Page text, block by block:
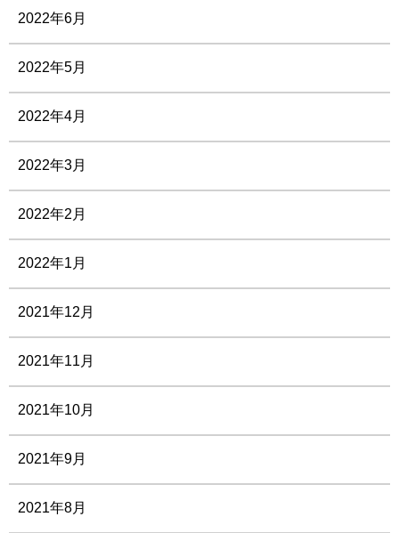
2022年6月
2022年5月
2022年4月
2022年3月
2022年2月
2022年1月
2021年12月
2021年11月
2021年10月
2021年9月
2021年8月